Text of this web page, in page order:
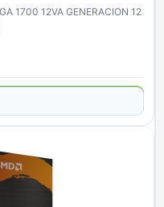
1700 12VA GENERACION 12